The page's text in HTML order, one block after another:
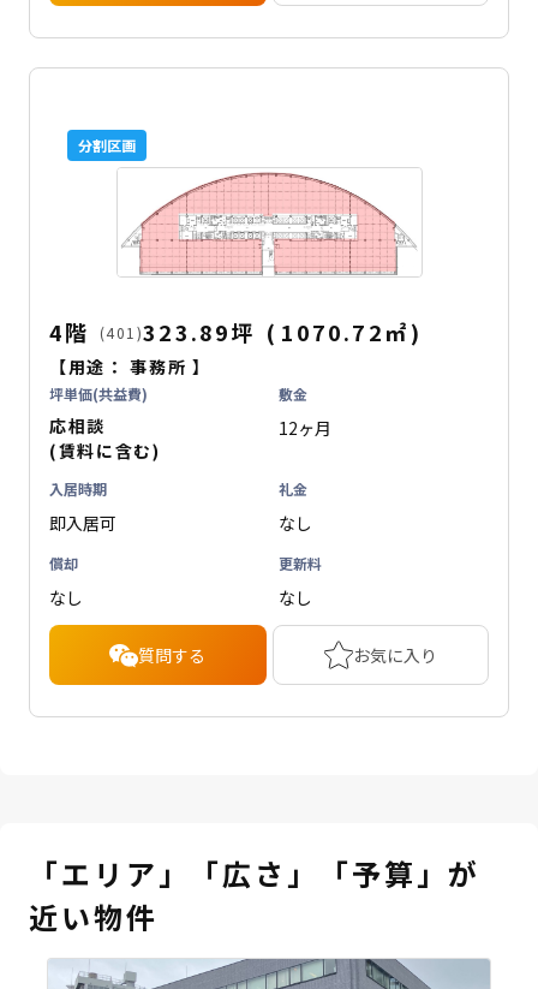
分割区画
4階 (401)323.89坪 ( 1070.72㎡)
【用途：事務所 】
坪単価(共益費)
応相談
(賃料に含む)
敷金
12ヶ月
入居時期
即入居可
礼金
なし
償却
なし
更新料
なし
質問する お気に入り
「エリア」「広さ」「予算」が
近い物件